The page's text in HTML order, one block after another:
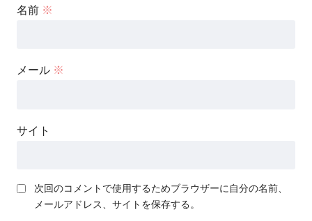
名前 ※
メール ※
サイト
次回のコメントで使用するためブラウザーに自分の名前、
メールアドレス、サイトを保存する。